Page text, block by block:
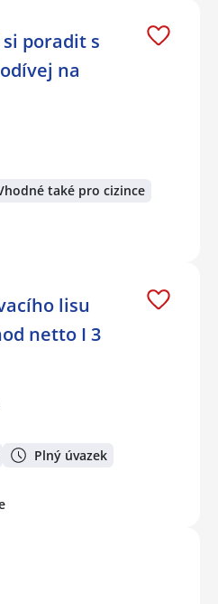
poradit s
na
také pro cizince
lisu
netto I 3
Plný úvazek